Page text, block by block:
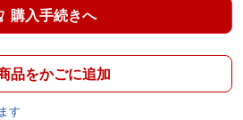
購入手続きへ
品をかごに追加
す